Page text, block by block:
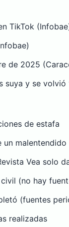
TikTok
de 2025
suya y se volvió
de estafa
un
Vea solo
(no hay
(fuentes
realizadas